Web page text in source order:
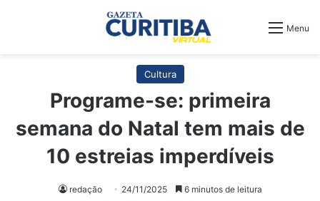
Menu
Cultura
Programe-se: primeira
semana do Natal tem mais de
10 estreias imperdíveis
redação 24/11/2025 6 minutos de leitura